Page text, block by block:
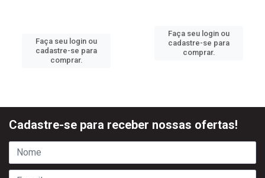
Faça seu login ou
cadastre-se para
comprar.
Faça seu login ou
cadastre-se para
comprar.
Cadastre-se para receber nossas ofertas!